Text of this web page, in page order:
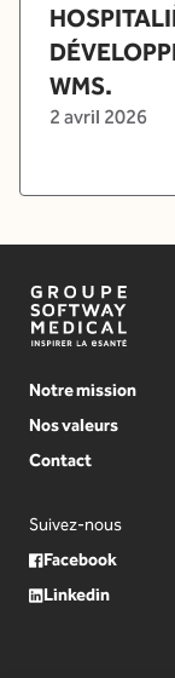
WMS.
2 avril 2026
Notre mission
Nos valeurs
Contact
Suivez-nous
Facebook
Linkedin